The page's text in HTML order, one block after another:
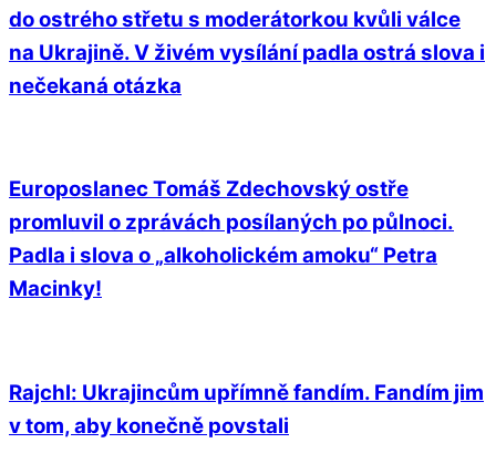
do ostrého střetu s moderátorkou kvůli válce
na Ukrajině. V živém vysílání padla ostrá slova i
nečekaná otázka
Europoslanec Tomáš Zdechovský ostře
promluvil o zprávách posílaných po půlnoci.
Padla i slova o „alkoholickém amoku“ Petra
Macinky!
Rajchl: Ukrajincům upřímně fandím. Fandím jim
v tom, aby konečně povstali